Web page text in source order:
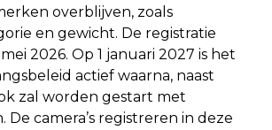
overblijven, zoals
en gewicht. De registratie
2026. Op 1 januari 2027 is het
actief waarna, naast
zal worden gestart met
De camera’s registreren in deze